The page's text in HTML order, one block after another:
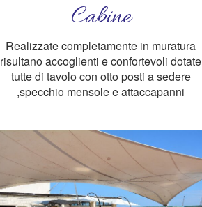
Cabine
Realizzate completamente in muratura
risultano accoglienti e confortevoli dotate
tutte di tavolo con otto posti a sedere
,specchio mensole e attaccapanni